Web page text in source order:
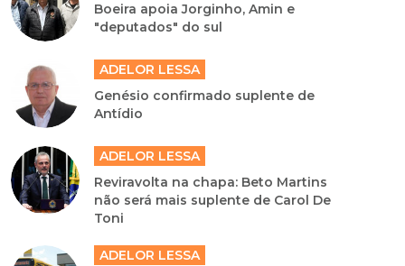
Boeira apoia Jorginho, Amin e
"deputados" do sul
ADELOR LESSA
Genésio confirmado suplente de
Antídio
ADELOR LESSA
Reviravolta na chapa: Beto Martins
não será mais suplente de Carol De
Toni
ADELOR LESSA